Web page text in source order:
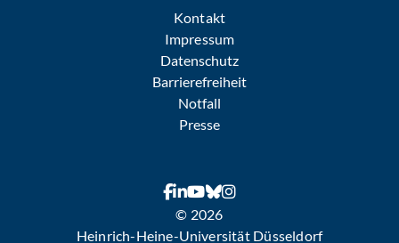
Kontakt
Impressum
Datenschutz
Barrierefreiheit
Notfall
Presse
© 2026
Heinrich-Heine-Universität Düsseldorf